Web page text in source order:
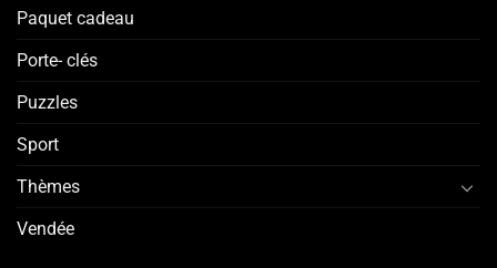
Paquet cadeau
Porte- clés
Puzzles
Sport
Thèmes
Vendée